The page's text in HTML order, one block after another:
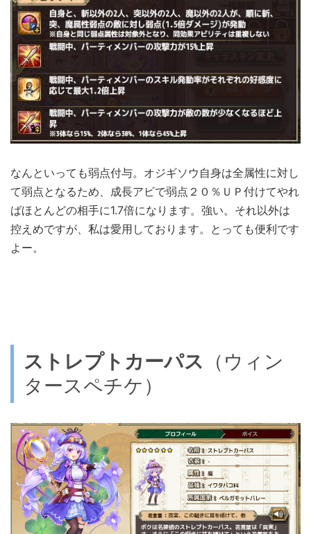
なんといっても弱点付与。オジギソウ自身は全属性に対し
て弱点となるため、成長アビで弱点２０％ＵＰ付けてやれ
ばほとんどの相手に1.7倍になります。強い。それ以外は
控えめですが、私は愛用しております。とっても便利です
よー。
ストレプトカーパス （ウィン
タースペチケ）